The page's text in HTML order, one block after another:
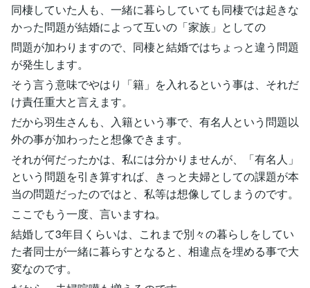
同棲していた人も、一緒に暮らしていても同棲では起きな
かった問題が結婚によって互いの「家族」としての
問題が加わりますので、同棲と結婚ではちょっと違う問題
が発生します。
そう言う意味でやはり「籍」を入れるという事は、それだ
け責任重大と言えます。
だから羽生さんも、入籍という事で、有名人という問題以
外の事が加わったと想像できます。
それが何だったかは、私には分かりませんが、「有名人」
という問題を引き算すれば、きっと夫婦としての課題が本
当の問題だったのではと、私等は想像してしまうのです。
ここでもう一度、言いますね。
結婚して3年目くらいは、これまで別々の暮らしをしてい
た者同士が一緒に暮らすとなると、相違点を埋める事で大
変なのです。